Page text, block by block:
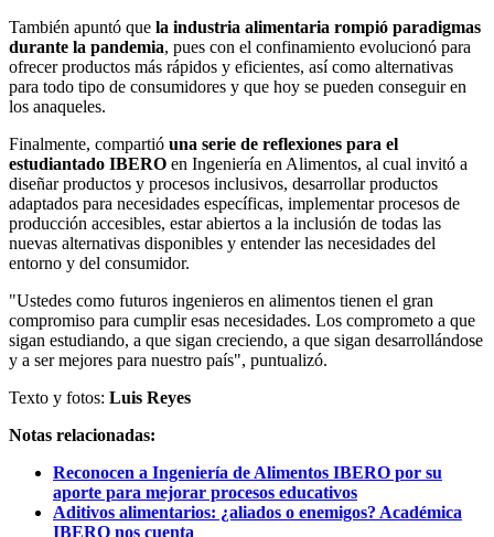
También apuntó que la industria alimentaria rompió paradigmas
durante la pandemia, pues con el confinamiento evolucionó para
ofrecer productos más rápidos y eficientes, así como alternativas
para todo tipo de consumidores y que hoy se pueden conseguir en
los anaqueles.
Finalmente, compartió una serie de reflexiones para el
estudiantado IBERO en Ingeniería en Alimentos, al cual invitó a
diseñar productos y procesos inclusivos, desarrollar productos
adaptados para necesidades específicas, implementar procesos de
producción accesibles, estar abiertos a la inclusión de todas las
nuevas alternativas disponibles y entender las necesidades del
entorno y del consumidor.
"Ustedes como futuros ingenieros en alimentos tienen el gran
compromiso para cumplir esas necesidades. Los comprometo a que
sigan estudiando, a que sigan creciendo, a que sigan desarrollándose
y a ser mejores para nuestro país", puntualizó.
Texto y fotos: Luis Reyes
Notas relacionadas:
Reconocen a Ingeniería de Alimentos IBERO por su
aporte para mejorar procesos educativos
Aditivos alimentarios: ¿aliados o enemigos? Académica
IBERO nos cuenta